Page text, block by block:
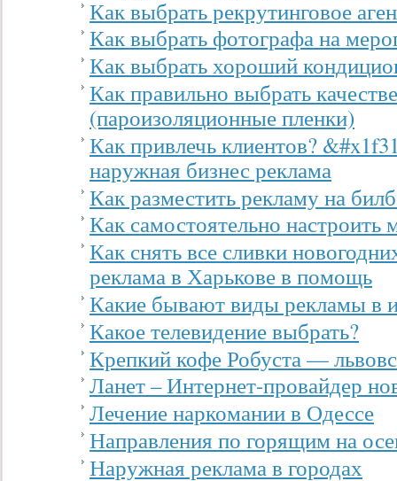
Как выбрать рекрутинговое
Как выбрать фотографа на
Как выбрать хороший
Как правильно выбрать
(пароизоляционные пленки)
Как привлечь клиентов?
наружная бизнес реклама
Как разместить рекламу на
Как самостоятельно настроить
Как снять все сливки
реклама в Харькове в помощь
Какие бывают виды рекламы в
Какое телевидение выбрать?
Крепкий кофе Робуста —
Ланет – Интернет-провайдер
Лечение наркомании в Одессе
Направления по горящим на
Наружная реклама в городах